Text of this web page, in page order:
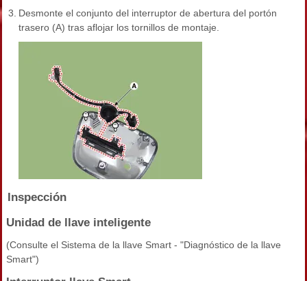
3. Desmonte el conjunto del interruptor de abertura del portón
trasero (A) tras aflojar los tornillos de montaje.
Inspección
Unidad de llave inteligente
(Consulte el Sistema de la llave Smart - "Diagnóstico de la llave
Smart")